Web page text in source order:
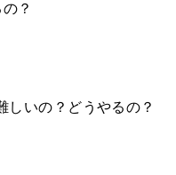
？
いの？どうやるの？